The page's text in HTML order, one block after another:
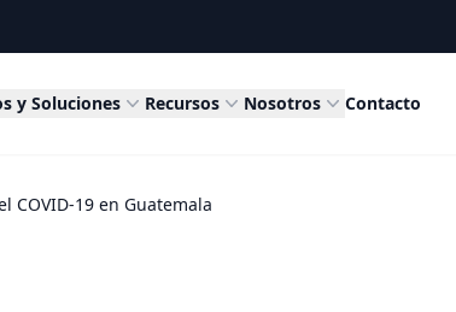
y Soluciones Recursos Nosotros Contacto
COVID-19 en Guatemala